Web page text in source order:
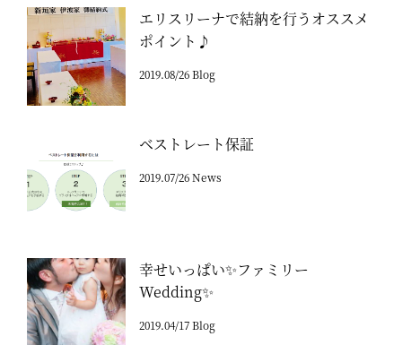
エリスリーナで結納を行うオススメ
ポイント♪
2019.08/26 Blog
ベストレート保証
2019.07/26 News
幸せいっぱい✨ファミリー
Wedding✨
2019.04/17 Blog